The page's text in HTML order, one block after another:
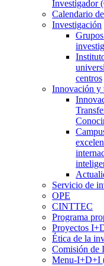
Investigador
Calendario
Investigación
centros
Innovación y
Servicio de
OPE
CINTTEC
Programa
Proyectos
Ética de la
Comisión de
Menu-I+D+I